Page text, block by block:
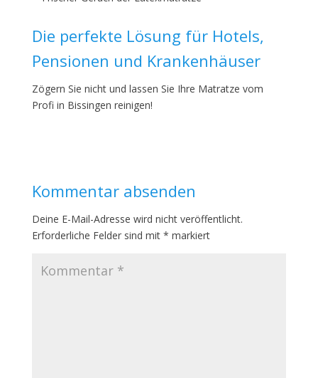
Die perfekte Lösung für Hotels,
Pensionen und Krankenhäuser
Zögern Sie nicht und lassen Sie Ihre Matratze vom
Profi in Bissingen reinigen!
Kommentar absenden
Deine E-Mail-Adresse wird nicht veröffentlicht.
Erforderliche Felder sind mit * markiert